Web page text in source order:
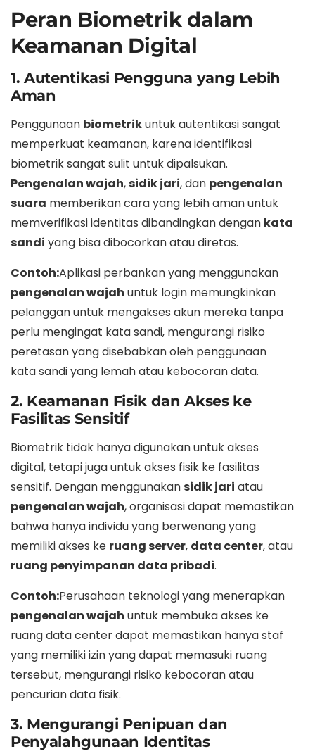
Peran Biometrik dalam
Keamanan Digital
1. Autentikasi Pengguna yang Lebih
Aman
Penggunaan biometrikuntuk autentikasi sangat
memperkuat keamanan, karena identifikasi
biometrik sangat sulit untuk dipalsukan.
Pengenalan wajah,sidik jari, dan pengenalan
suara memberikan cara yang lebih aman untuk
memverifikasi identitas dibandingkan dengan kata
sandi yang bisa dibocorkan atau diretas.
Contoh:Aplikasi perbankan yang menggunakan
pengenalan wajah untuk login memungkinkan
pelanggan untuk mengakses akun mereka tanpa
perlu mengingat kata sandi, mengurangi risiko
peretasan yang disebabkan oleh penggunaan
kata sandi yang lemah atau kebocoran data.
2. Keamanan Fisik dan Akses ke
Fasilitas Sensitif
Biometrik tidak hanya digunakan untuk akses
digital, tetapi juga untuk akses fisik ke fasilitas
sensitif. Dengan menggunakansidik jari atau
pengenalan wajah, organisasi dapat memastikan
bahwa hanya individu yang berwenang yang
memiliki akses ke ruang server, data center, atau
ruang penyimpanan data pribadi.
Contoh:Perusahaan teknologi yang menerapkan
pengenalan wajah untuk membuka akses ke
ruang data center dapat memastikan hanya staf
yang memiliki izin yang dapat memasuki ruang
tersebut, mengurangi risiko kebocoran atau
pencurian data fisik.
3. Mengurangi Penipuan dan
Penyalahgunaan Identitas